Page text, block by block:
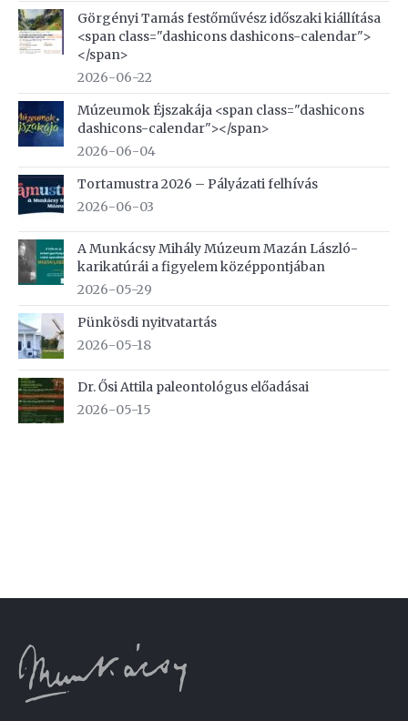
Görgényi Tamás festőművész időszaki kiállítása
<span class="dashicons dashicons-calendar">
</span>
2026-06-22
Múzeumok Éjszakája <span class="dashicons
dashicons-calendar"></span>
2026-06-04
Tortamustra 2026 – Pályázati felhívás
2026-06-03
A Munkácsy Mihály Múzeum Mazán László-
karikatúrái a figyelem középpontjában
2026-05-29
Pünkösdi nyitvatartás
2026-05-18
Dr. Ősi Attila paleontológus előadásai
2026-05-15